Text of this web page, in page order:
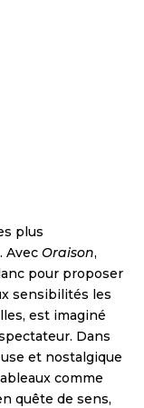
plus
AvecOraison,
pour proposer
sensibilités les
est imaginé
Dans
et nostalgique
comme
quête de sens,